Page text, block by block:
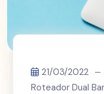
21/03/2022
Roteador Dual